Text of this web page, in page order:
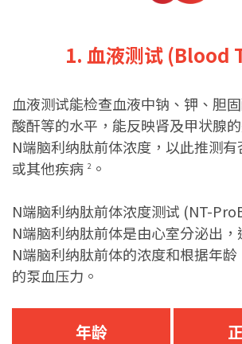
1. 血液测试 (Blood
血液测试能检查血液中钠、钾、胆
酸酐等的水平，能反映肾及甲状腺
N端脑利纳肽前体浓度，以此推测
或其他疾病 2 。
N端脑利纳肽前体浓度测试 (NT-
N端脑利纳肽前体是由心室分泌出
N端脑利纳肽前体的浓度和根据年
的泵血压力。
年龄